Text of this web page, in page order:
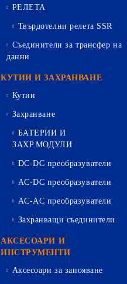
РЕЛЕТА
Твърдотелни релета SSR
Съединители за трансфер на
данни
КУТИИ И ЗАХРАНВАНЕ
Кутии
Захранване
БАТЕРИИ И
ЗАХР.МОДУЛИ
DC-DC преобразуватели
AC-DC преобразуватели
AC-AC преобразуватели
Захранващи съединители
АКСЕСОАРИ И
ИНСТРУМЕНТИ
Аксесоари за запояване